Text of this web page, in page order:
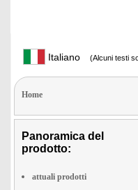
Italiano (Alcuni testi
Home
Panoramica del
prodotto:
attuali prodotti